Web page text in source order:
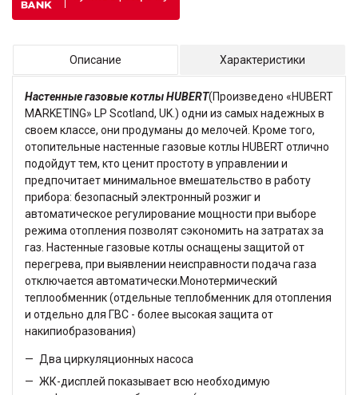
Описание Характеристики
Настенные газовые котлы HUBERT(Произведено «HUBERT
MARKETING» LP Scotland, UK.) одни из самых надежных в
своем классе, они продуманы до мелочей. Кроме того,
отопительные настенные газовые котлы HUBERT отлично
подойдут тем, кто ценит простоту в управлении и
предпочитает минимальное вмешательство в работу
прибора: безопасный электронный розжиг и
автоматическое регулирование мощности при выборе
режима отопления позволят сэкономить на затратах за
газ. Настенные газовые котлы оснащены защитой от
перегрева, при выявлении неисправности подача газа
отключается автоматически.Монотермический
теплообменник (отдельные теплобменник для отопления
и отдельно для ГВС - более высокая защита от
накипиобразования)
Два циркуляционных насоса
ЖК-дисплей показывает всю необходимую